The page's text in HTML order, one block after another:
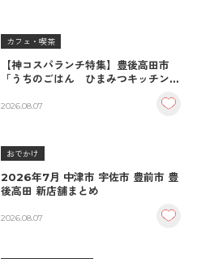
カフェ・喫茶
【神コスパランチ特集】豊後高田市
「うちのごはん ひまみつキッチン」
＆生姜焼き！
2026.08.07
おでかけ
2026年7月 中津市 宇佐市 豊前市 豊
後高田 新店舗まとめ
2026.08.07